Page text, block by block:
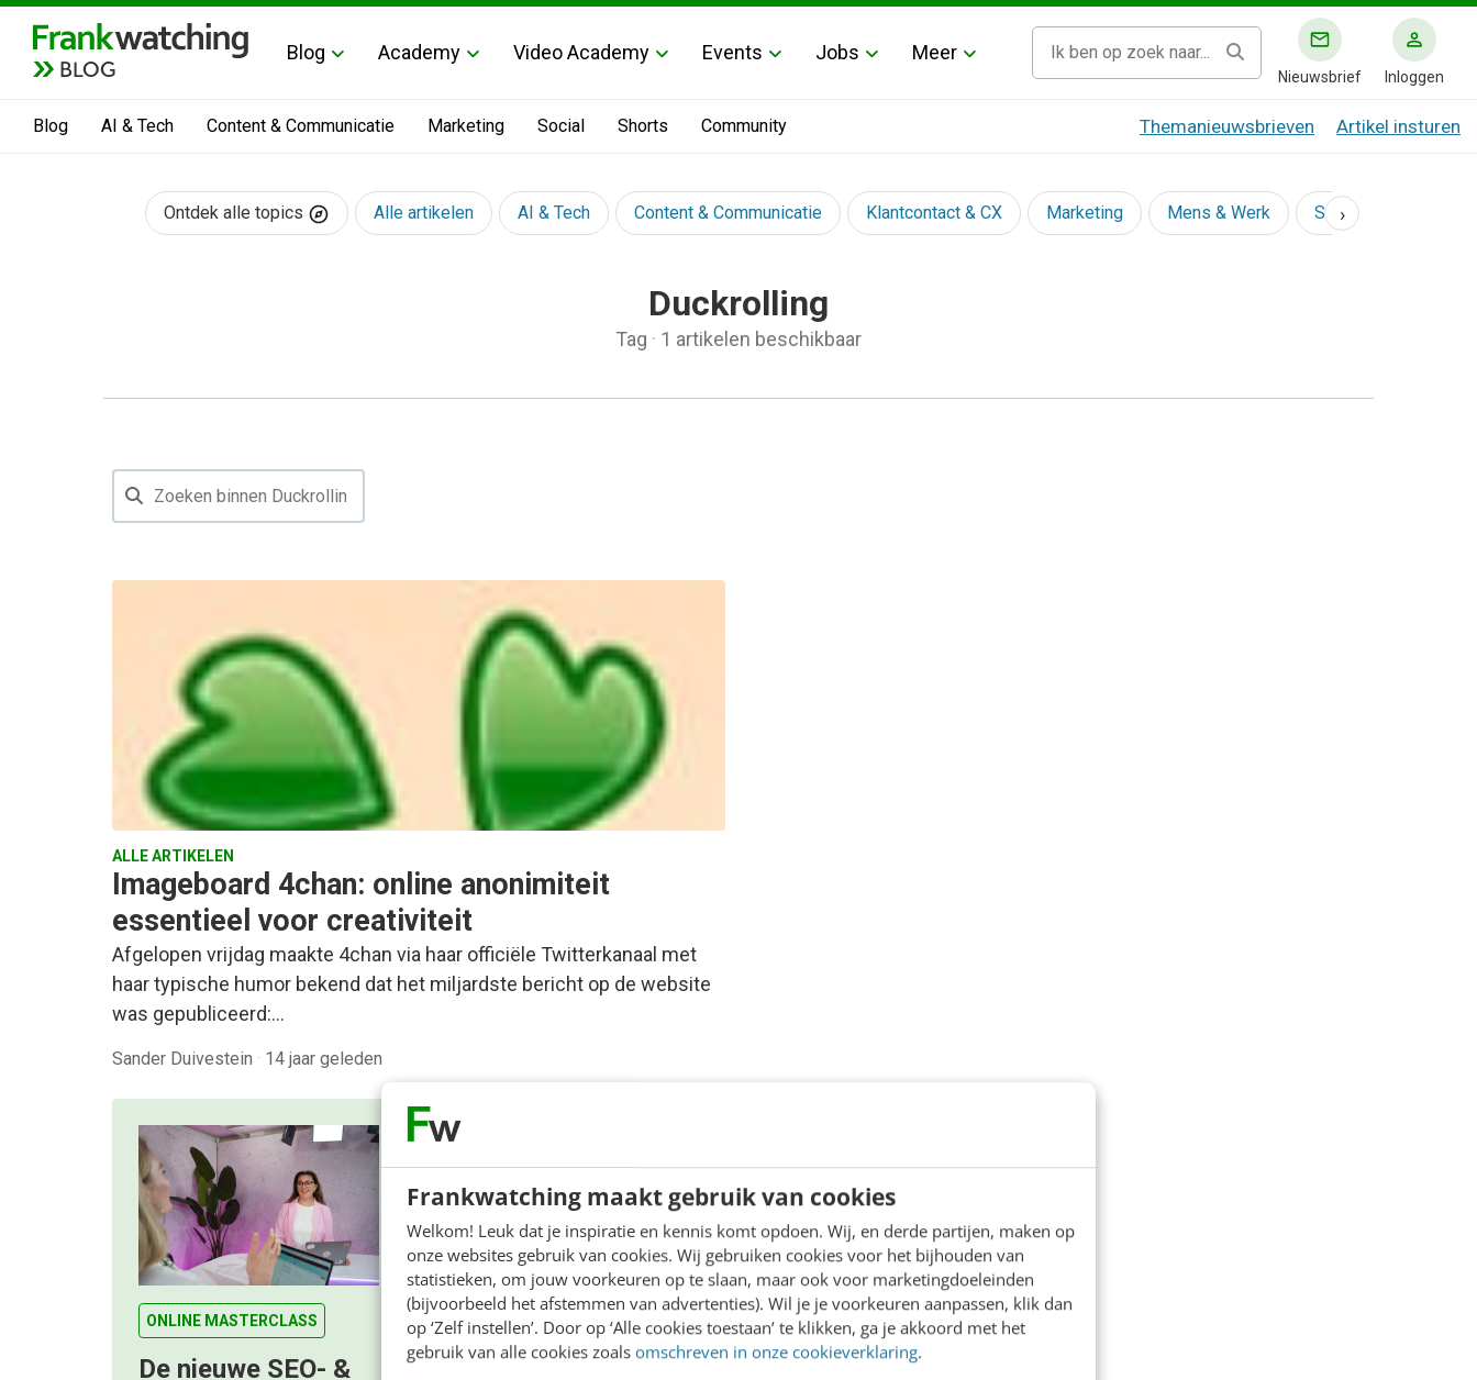
Frankwatching maakt gebruik van cookies
Welkom! Leuk dat je inspiratie en kennis komt opdoen. Wij, en derde partijen, maken op
onze websites gebruik van cookies. Wij gebruiken cookies voor het bijhouden van
statistieken, om jouw voorkeuren op te slaan, maar ook voor marketingdoeleinden
(bijvoorbeeld het afstemmen van advertenties). Wil je je voorkeuren aanpassen, klik dan
op ‘Zelf instellen’. Door op ‘Alle cookies toestaan’ te klikken, ga je akkoord met het
gebruik van alle cookies zoals omschreven in onze cookieverklaring.
BLOG
Blog Academy Video Academy Events Jobs Meer
Nieuwsbrief Inloggen
Blog AI & Tech Content & Communicatie Marketing Social Shorts Community Themanieuwsbrieven Artikel insturen
Ontdek alle topics Alle artikelen AI & Tech Content & Communicatie Klantcontact & CX Marketing Mens & Werk Social
›
Duckrolling
Tag · 1 artikelen beschikbaar
ALLE ARTIKELEN
Imageboard 4chan: online anonimiteit
essentieel voor creativiteit
Afgelopen vrijdag maakte 4chan via haar officiële Twitterkanaal met
haar typische humor bekend dat het miljardste bericht op de website
was gepubliceerd:…
Sander Duivestein · 14 jaar geleden
ONLINE MASTERCLASS
De nieuwe SEO- &